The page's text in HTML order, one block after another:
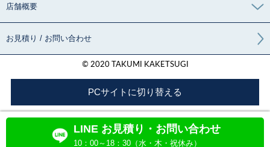
LINE お見積り・お問い合わせ
10：00～18：30（水・木・祝休み）
店舗概要
お見積り / お問い合わせ
© 2020 TAKUMI KAKETSUGI
PCサイトに切り替える